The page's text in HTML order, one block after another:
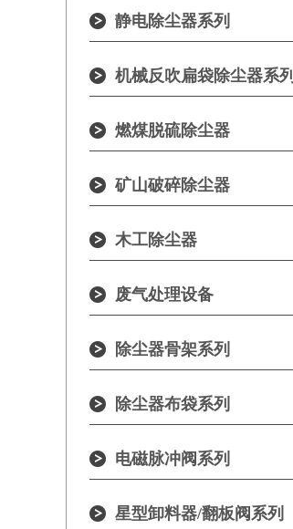
静电除尘器系列
机械反吹扁袋除尘器系列
燃煤脱硫除尘器
矿山破碎除尘器
木工除尘器
废气处理设备
除尘器骨架系列
除尘器布袋系列
电磁脉冲阀系列
星型卸料器/翻板阀系列